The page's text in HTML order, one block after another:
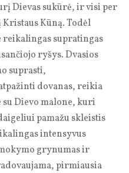
Dievas sukūrė, ir visi per
Kūną. Todėl
reikalingas supratingas
ryšys. Dvasios
suprasti,
dovanas, reikia
su Dievo malone, kuri
pamažu skleistis
intensyvus
grynumas ir
pirmiausia